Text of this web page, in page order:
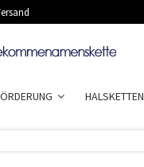
HALSKETTEN